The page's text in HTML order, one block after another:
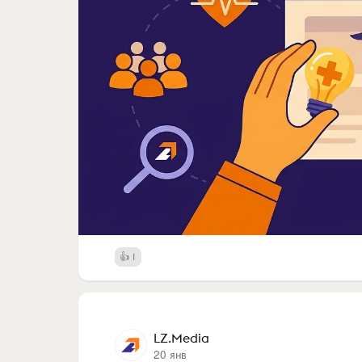
1
LZ.Media
20 янв